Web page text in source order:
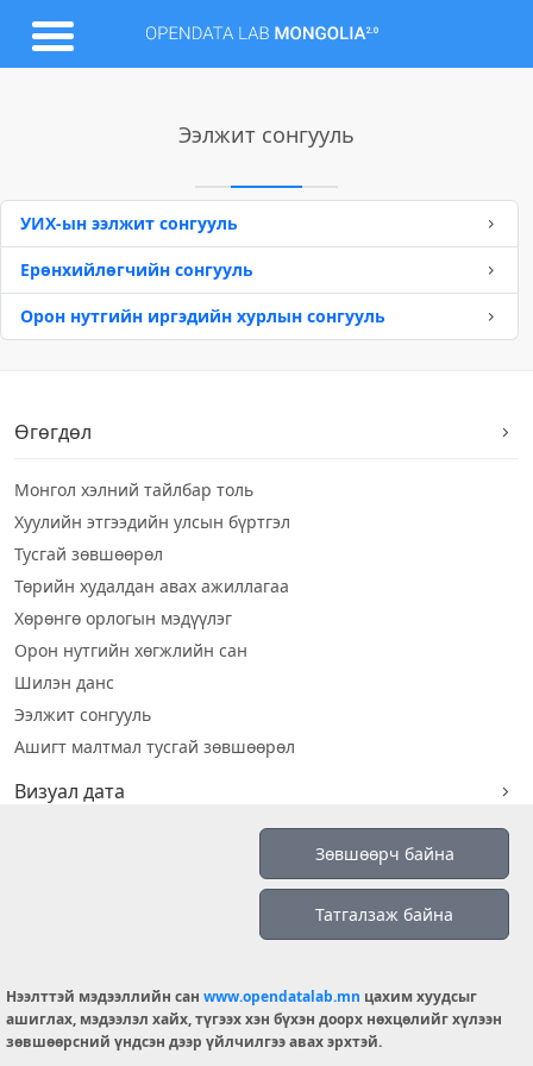
Ээлжит сонгууль
УИХ-ын ээлжит сонгууль
Ерөнхийлөгчийн сонгууль
Орон нутгийн иргэдийн хурлын сонгууль
Өгөгдөл
Монгол хэлний тайлбар толь
Хуулийн этгээдийн улсын бүртгэл
Тусгай зөвшөөрөл
Төрийн худалдан авах ажиллагаа
Хөрөнгө орлогын мэдүүлэг
Орон нутгийн хөгжлийн сан
Шилэн данс
Ээлжит сонгууль
Ашигт малтмал тусгай зөвшөөрөл
Визуал дата
© 2026 OPENDATA LAB MONGOLIA.
Зөвшөөрч байна
Татгалзаж байна
Нээлттэй мэдээллийн сан www.opendatalab.mn цахим хуудсыг
ашиглах, мэдээлэл хайх, түгээх хэн бүхэн доорх нөхцөлийг хүлээн
зөвшөөрсний үндсэн дээр үйлчилгээ авах эрхтэй.